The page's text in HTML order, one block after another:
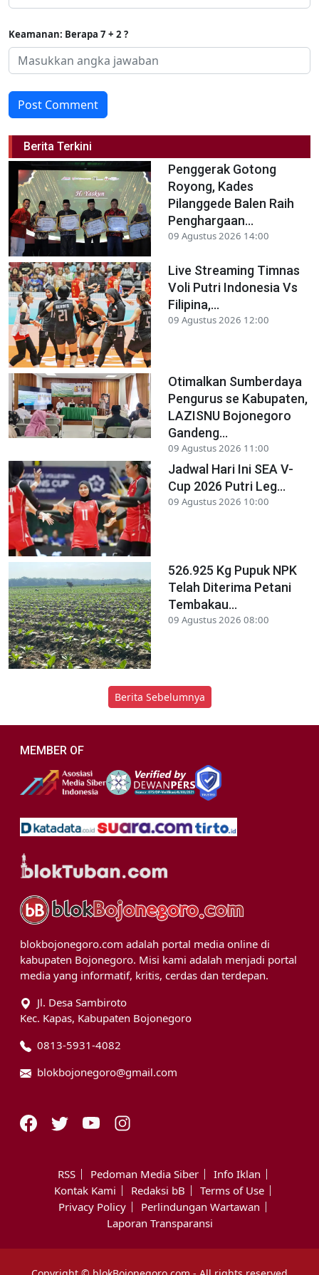
Keamanan: Berapa 7 + 2 ?
Post Comment
Berita Terkini
Penggerak Gotong
Royong, Kades
Pilanggede Balen Raih
Penghargaan...
09 Agustus 2026 14:00
Live Streaming Timnas
Voli Putri Indonesia Vs
Filipina,...
09 Agustus 2026 12:00
Otimalkan Sumberdaya
Pengurus se Kabupaten,
LAZISNU Bojonegoro
Gandeng...
09 Agustus 2026 11:00
Jadwal Hari Ini SEA V-
Cup 2026 Putri Leg...
09 Agustus 2026 10:00
526.925 Kg Pupuk NPK
Telah Diterima Petani
Tembakau...
09 Agustus 2026 08:00
Berita Sebelumnya
MEMBER OF
blokbojonegoro.com adalah portal media online di
kabupaten Bojonegoro. Misi kami adalah menjadi portal
media yang informatif, kritis, cerdas dan terdepan.
Jl. Desa Sambiroto
Kec. Kapas, Kabupaten Bojonegoro
0813-5931-4082
blokbojonegoro@gmail.com
RSS Pedoman Media Siber
Info Iklan
Kontak Kami
Redaksi bB
Terms of Use
Privacy Policy
Perlindungan Wartawan
Laporan Transparansi